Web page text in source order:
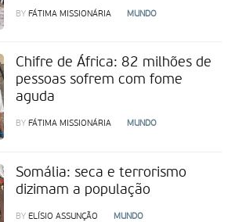
BY FÁTIMA MISSIONÁRIA MUNDO
Chifre de África: 82 milhões de
pessoas sofrem com fome
aguda
BYFÁTIMA MISSIONÁRIA MUNDO
Somália: seca e terrorismo
dizimam a população
BYELÍSIO ASSUNÇÃO MUNDO